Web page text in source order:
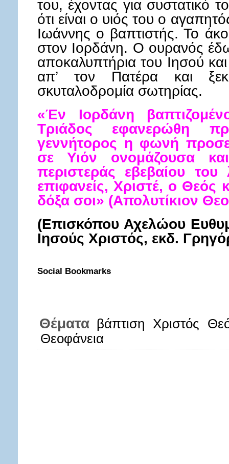
του, έχοντας για συστατικό
ότι είναι ο υιός του ο
Ιωάννης ο βαπτιστής. Το
στον Ιορδάνη. Ο ουρανός
αποκαλυπτήρια του Ιησού
απ’ τον Πατέρα και
σκυταλοδρομία σωτηρίας.
«Έν Ιορδάνη
Τριάδος εφανερώθη
γεννήτορος η φωνή
σε Υιόν ονομάζουσα
περιστεράς εβεβαίου
επιφανείς, Χριστέ, ο Θεός
δόξα σοι» (Απολυτίκιον
(Επισκόπου Αχελώου
Ιησούς Χριστός, εκδ.
Social Bookmarks
Θέματα βάπτιση Χριστός
Θεοφάνεια